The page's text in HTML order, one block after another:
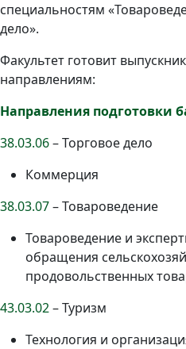
специальностям
дело».
Факультет готовит
направлениям:
Направления подготовки
38.03.06– Торговое дело
Коммерция
38.03.07– Товароведение
Товароведение и
обращения
продовольственных
43.03.02– Туризм
Технология и